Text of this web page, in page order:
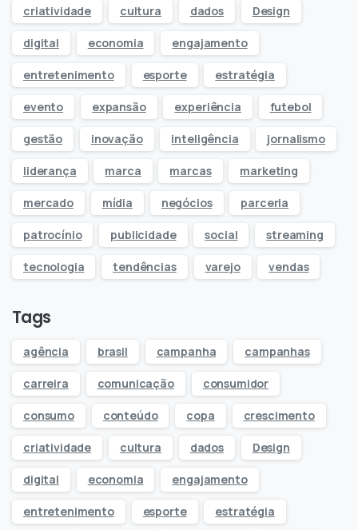
criatividade cultura dados Design
digital economia engajamento
entretenimento esporte estratégia
evento expansão experiência futebol
gestão inovação inteligência jornalismo
liderança marca marcas marketing
mercado mídia negócios parceria
patrocínio publicidade social streaming
tecnologia tendências varejo vendas
Tags
agência brasil campanha campanhas
carreira comunicação consumidor
consumo conteúdo copa crescimento
criatividade cultura dados Design
digital economia engajamento
entretenimento esporte estratégia